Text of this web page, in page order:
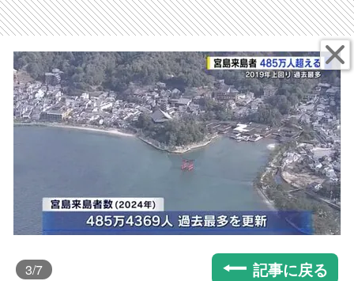
3/7 記事に戻る